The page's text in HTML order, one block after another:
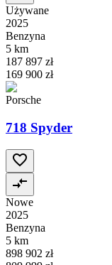
Używane
2025
Benzyna
5 km
187 897 zł
169 900 zł
Porsche
718 Spyder
Nowe
2025
Benzyna
5 km
898 902 zł